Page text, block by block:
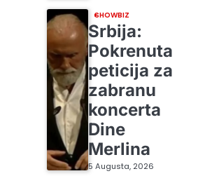
SHOWBIZ
Srbija:
Pokrenuta
peticija za
zabranu
koncerta
Dine
Merlina
5 Augusta, 2026